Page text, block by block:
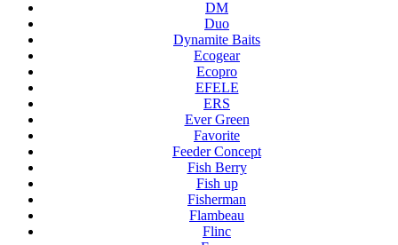
DM
Duo
Dynamite Baits
Ecogear
Ecopro
EFELE
ERS
Ever Green
Favorite
Feeder Concept
Fish Berry
Fish up
Fisherman
Flambeau
Flinc